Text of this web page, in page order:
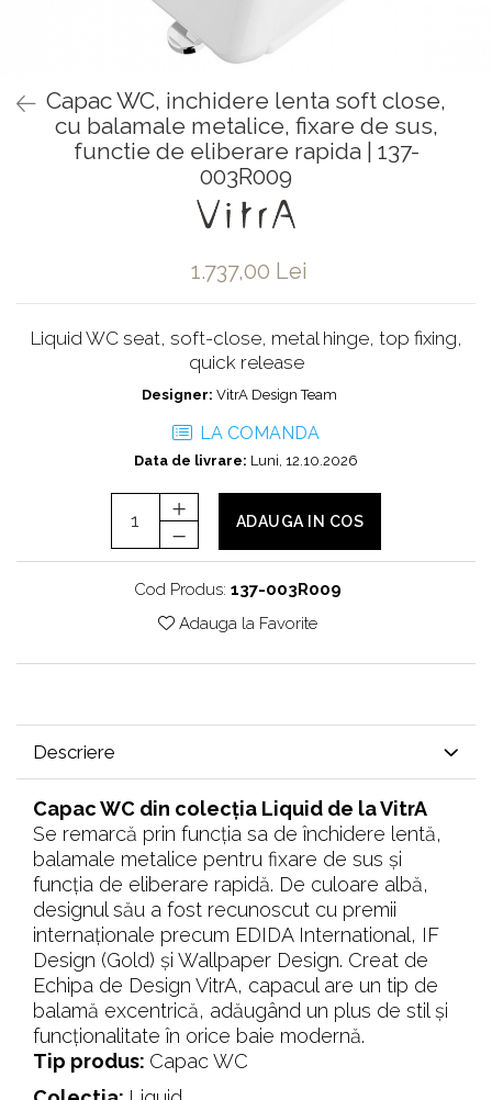
Robinete de trecere
Robinete masina de spalat
Capac WC, inchidere lenta soft close,
cu balamale metalice, fixare de sus,
functie de eliberare rapida | 137-
003R009
1.737,00 Lei
Liquid WC seat, soft-close, metal hinge, top fixing,
quick release
Designer: VitrA Design Team
LA COMANDA
Data de livrare: Luni, 12.10.2026
ADAUGA IN COS
Cod Produs: 137-003R009
Adauga la Favorite
Descriere
Capac WC din colecția Liquid de la VitrA
Se remarcă prin funcția sa de închidere lentă,
balamale metalice pentru fixare de sus și
funcția de eliberare rapidă. De culoare albă,
designul său a fost recunoscut cu premii
internaționale precum EDIDA International, IF
Design (Gold) și Wallpaper Design. Creat de
Echipa de Design VitrA, capacul are un tip de
balamă excentrică, adăugând un plus de stil și
funcționalitate în orice baie modernă.
Tip produs: Capac WC